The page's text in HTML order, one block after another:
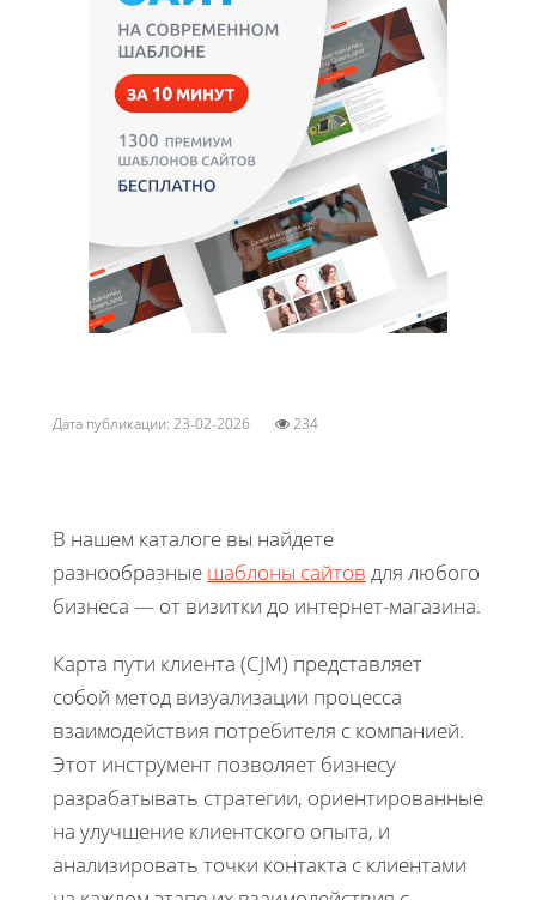
Дата публикации: 23-02-2026 234
В нашем каталоге вы найдете
разнообразные шаблоны сайтов для любого
бизнеса — от визитки до интернет-магазина.
Карта пути клиента (CJM) представляет
собой метод визуализации процесса
взаимодействия потребителя с компанией.
Этот инструмент позволяет бизнесу
разрабатывать стратегии, ориентированные
на улучшение клиентского опыта, и
анализировать точки контакта с клиентами